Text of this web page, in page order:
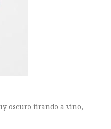
oscuro tirando a vino,